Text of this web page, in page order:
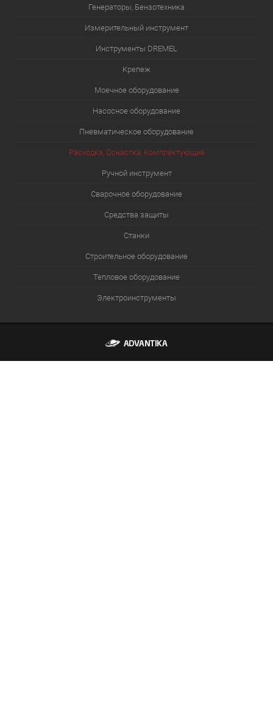
Генераторы, Бензотехника
Измерительный инструмент
Инструменты DREMEL
Крепеж
Моечное оборудование
Насосное оборудование
Пневматическое оборудование
Расходка, Оснастка, Комплектующие
Ручной инструмент
Сварочное оборудование
Средства защиты
Станки
Строительное оборудование
Тепловое оборудование
Электроинструменты